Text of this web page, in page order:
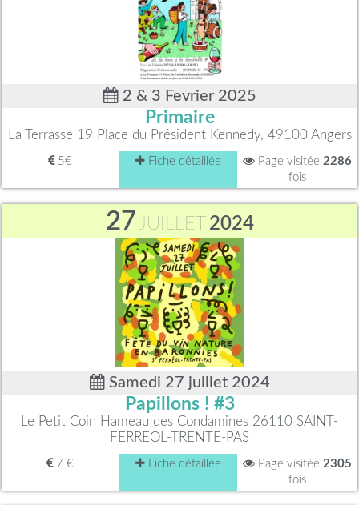
2 & 3 Fevrier 2025
Primaire
La Terrasse 19 Place du Président Kennedy, 49100 Angers
5€ Fiche détaillée Page visitée 2286
fois
27 JUILLET 2024
Samedi 27 juillet 2024
Papillons ! #3
Le Petit Coin Hameau des Condamines 26110 SAINT-
FERREOL-TRENTE-PAS
7 € Fiche détaillée Page visitée 2305
fois